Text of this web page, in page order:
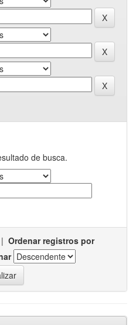
de busca.
| Ordenar registros por